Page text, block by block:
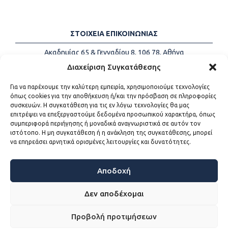
Διαχείριση Συγκατάθεσης
Για να παρέχουμε την καλύτερη εμπειρία, χρησιμοποιούμε τεχνολογίες
όπως cookies για την αποθήκευση ή/και την πρόσβαση σε πληροφορίες
συσκευών. Η συγκατάθεση για τις εν λόγω τεχνολογίες θα μας
επιτρέψει να επεξεργαστούμε δεδομένα προσωπικού χαρακτήρα, όπως
συμπεριφορά περιήγησης ή μοναδικά αναγνωριστικά σε αυτόν τον
ιστότοπο. Η μη συγκατάθεση ή η ανάκληση της συγκατάθεσης, μπορεί
να επηρεάσει αρνητικά ορισμένες λειτουργίες και δυνατότητες.
Αποδοχή
Δεν αποδέχομαι
Προβολή προτιμήσεων
ΣΤΟΙΧΕΙΑ ΕΠΙΚΟΙΝΩΝΙΑΣ
Ακαδημίας 65 & Γενναδίου 8, 106 78, Αθήνα
Τηλέφωνα:
+30 213-2147500
Email:
info@kede.gr
ΧΡΗΣΙΜΟΙ ΣΥΝΔΕΣΜΟΙ
Η ΚΕΔΕ
Sitemap
Προσβασιμότητα
Όροι χρήσης
WEB DEVELOPMENT BY ΕΓΚΡΙΤΟΣ GROUP - ΣΥΝΕΡΓΑΣΙΑ Α.Ε.